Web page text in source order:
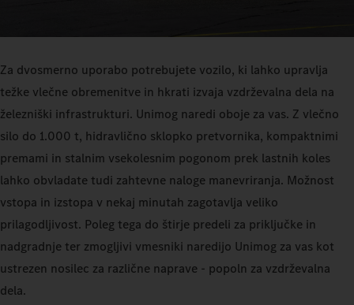
Za dvosmerno uporabo potrebujete vozilo, ki lahko upravlja
težke vlečne obremenitve in hkrati izvaja vzdrževalna dela na
železniški infrastrukturi. Unimog naredi oboje za vas. Z vlečno
silo do 1.000 t, hidravlično sklopko pretvornika, kompaktnimi
premami in stalnim vsekolesnim pogonom prek lastnih koles
lahko obvladate tudi zahtevne naloge manevriranja. Možnost
vstopa in izstopa v nekaj minutah zagotavlja veliko
prilagodljivost. Poleg tega do štirje predeli za priključke in
nadgradnje ter zmogljivi vmesniki naredijo Unimog za vas kot
ustrezen nosilec za različne naprave - popoln za vzdrževalna
dela.